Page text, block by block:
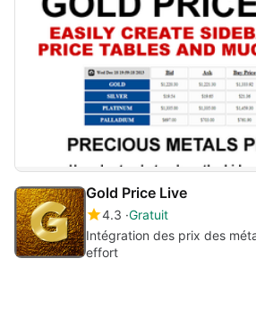
Gold Price Live
4.3 Gratuit
Intégration des prix des
effort